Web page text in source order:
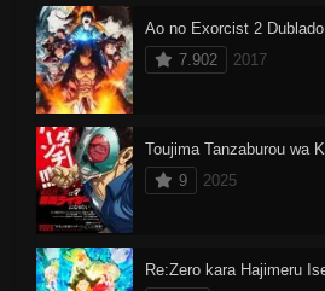
Ao no Exorcist 2 Dublado
7.902
2017
9
2025
Re:Zero kara Hajimeru